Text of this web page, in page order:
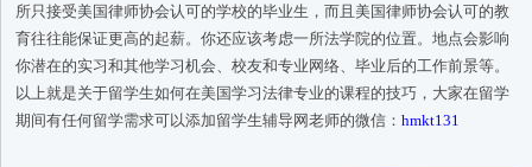
所只接受美国律师协会认可的学校的毕业生，而且美国律师协会认可的教
育往往能保证更高的起薪。你还应该考虑一所法学院的位置。地点会影响
你潜在的实习和其他学习机会、校友和专业网络、毕业后的工作前景等。
以上就是关于留学生如何在美国学习法律专业的课程的技巧，大家在留学
期间有任何留学需求可以添加留学生辅导网老师的微信：hmkt131